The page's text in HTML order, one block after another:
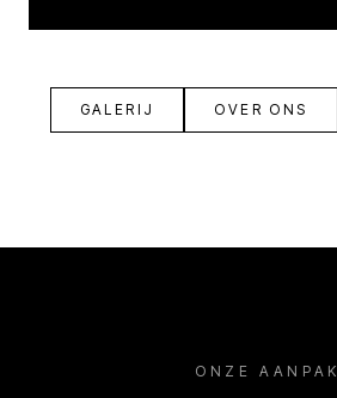
GALERIJ OVER ONS
ONZE AANPAK